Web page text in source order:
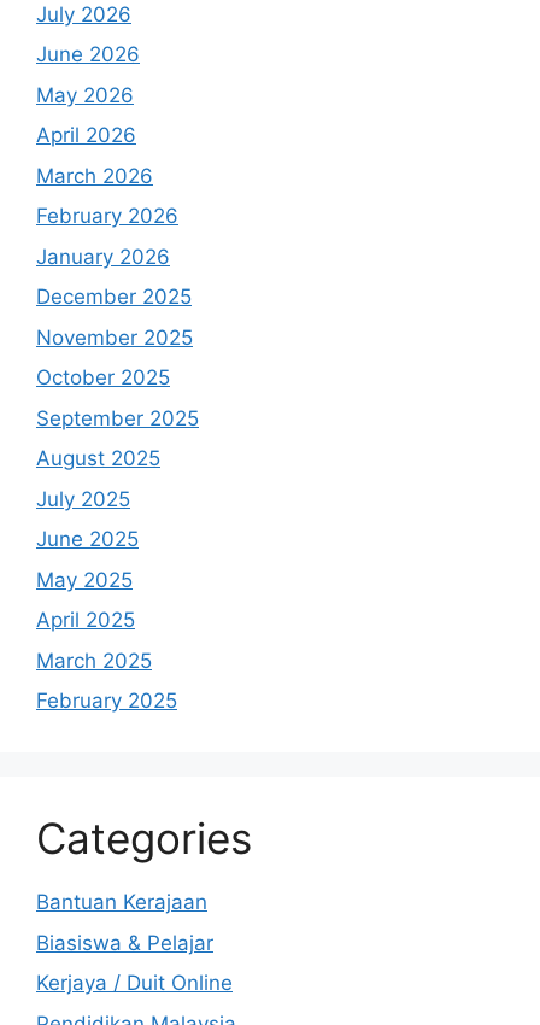
July 2026
June 2026
May 2026
April 2026
March 2026
February 2026
January 2026
December 2025
November 2025
October 2025
September 2025
August 2025
July 2025
June 2025
May 2025
April 2025
March 2025
February 2025
Categories
Bantuan Kerajaan
Biasiswa & Pelajar
Kerjaya / Duit Online